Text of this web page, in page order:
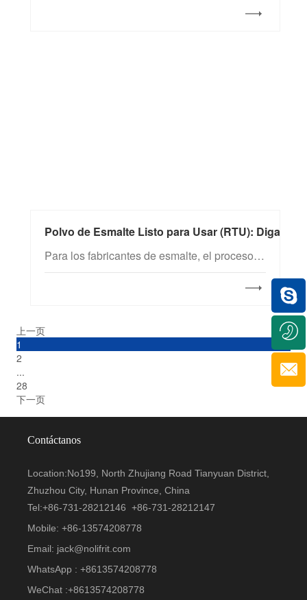
Polvo de Esmalte Listo para Usar (RTU): Diga
Para los fabricantes de esmalte, el proceso tradicional de preparación de la barbotina implica operaciones complejas. Especialmente para las plantas de esmalte de reciente creación, la inversión inicial en instalaciones y equipos —como molinos de bolas y sistemas de tamizado— puede alcanzar fácilmente cientos de miles de dólares. Durante la molienda en molino de bolas, se requiere una gran cantidad de mano de obra para la mezcla de materias primas y el ajuste de parámetros.
上一页
1
2
...
28
下一页
Contáctanos
Location:No199, North Zhujiang Road Tianyuan District,
Zhuzhou City, Hunan Province, China
Tel:+86-731-28212146 +86-731-28212147
Mobile: +86-13574208778
Email: jack@nolifrit.com
WhatsApp : +8613574208778
WeChat :+8613574208778